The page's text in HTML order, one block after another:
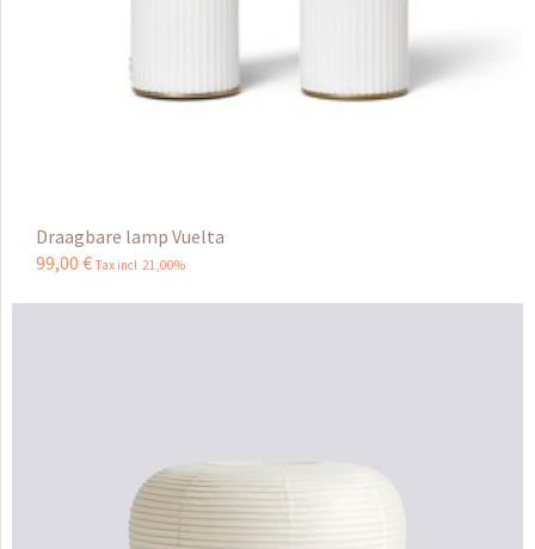
Draagbare lamp Vuelta
99,00 € Tax incl 21,00%